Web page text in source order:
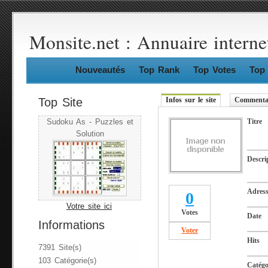
Monsite.net : Annuaire
Nouveautés Top Rank Top Votes Top
Top Site
Sudoku As - Puzzles et
Solution
Votre site ici
Informations
7391 Site(s)
103 Catégorie(s)
Infos sur le site
0
Votes
Voter
Titre
Date
Hits